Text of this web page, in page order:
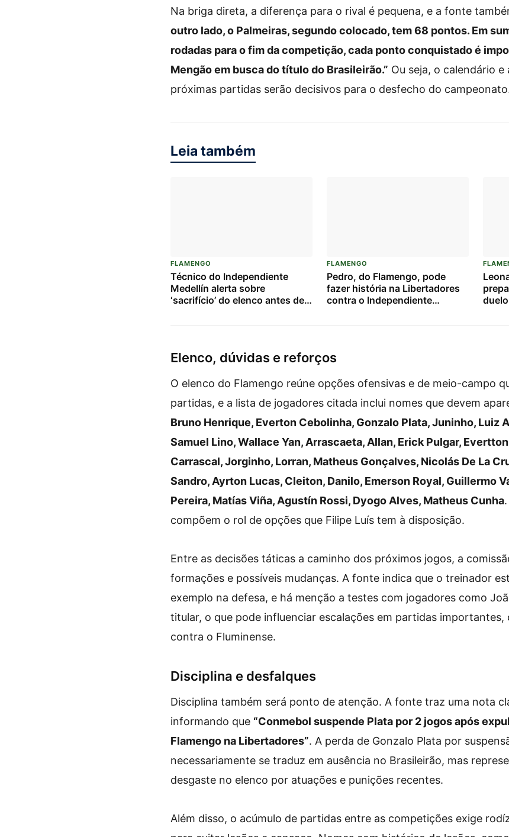
Na briga direta, a diferença para o rival é pequena, e a fonte
outro lado, o Palmeiras, segundo colocado, tem 68 pontos. Em
rodadas para o fim da competição, cada ponto conquistado é
Mengão em busca do título do Brasileirão.” Ou seja, o calendário
próximas partidas serão decisivos para o desfecho do
Leia também
FLAMENGO
Técnico do Independiente
Medellín alerta sobre
‘sacrifício’ do elenco antes de
FLAMENGO
Pedro, do Flamengo, pode
fazer história na Libertadores
contra o Independiente
Elenco, dúvidas e reforços
O elenco do Flamengo reúne opções ofensivas e de meio-campo
partidas, e a lista de jogadores citada inclui nomes que devem
Bruno Henrique, Everton Cebolinha, Gonzalo Plata, Juninho, Luiz
Samuel Lino, Wallace Yan, Arrascaeta, Allan, Erick Pulgar,
Carrascal, Jorginho, Lorran, Matheus Gonçalves, Nicolás De La
Sandro, Ayrton Lucas, Cleiton, Danilo, Emerson Royal, Guillermo
Pereira, Matías Viña, Agustín Rossi, Dyogo Alves, Matheus Cunha
compõem o rol de opções que Filipe Luís tem à disposição.
Entre as decisões táticas a caminho dos próximos jogos, a
formações e possíveis mudanças. A fonte indica que o treinador
exemplo na defesa, e há menção a testes com jogadores como
titular, o que pode influenciar escalações em partidas
contra o Fluminense.
Disciplina e desfalques
Disciplina também será ponto de atenção. A fonte traz uma nota
informando que “Conmebol suspende Plata por 2 jogos após
Flamengo na Libertadores”. A perda de Gonzalo Plata por
necessariamente se traduz em ausência no Brasileirão, mas
desgaste no elenco por atuações e punições recentes.
Além disso, o acúmulo de partidas entre as competições exige